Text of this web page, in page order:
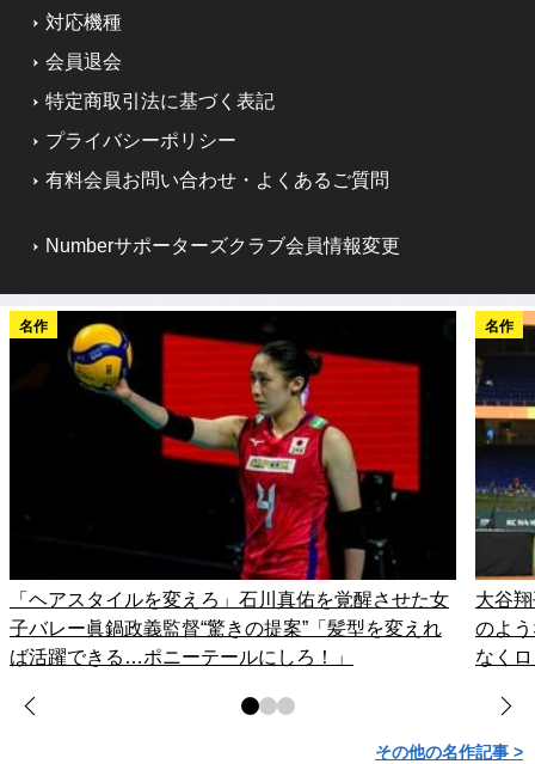
対応機種
会員退会
特定商取引法に基づく表記
プライバシーポリシー
有料会員お問い合わせ・よくあるご質問
Numberサポーターズクラブ会員情報変更
名作
「ヘアスタイルを変えろ」石川真佑を覚醒させた女
子バレー眞鍋政義監督“驚きの提案”「髪型を変えれ
ば活躍できる…ポニーテールにしろ！」
名作
大谷
のよ
なく
その他の名作記事 >